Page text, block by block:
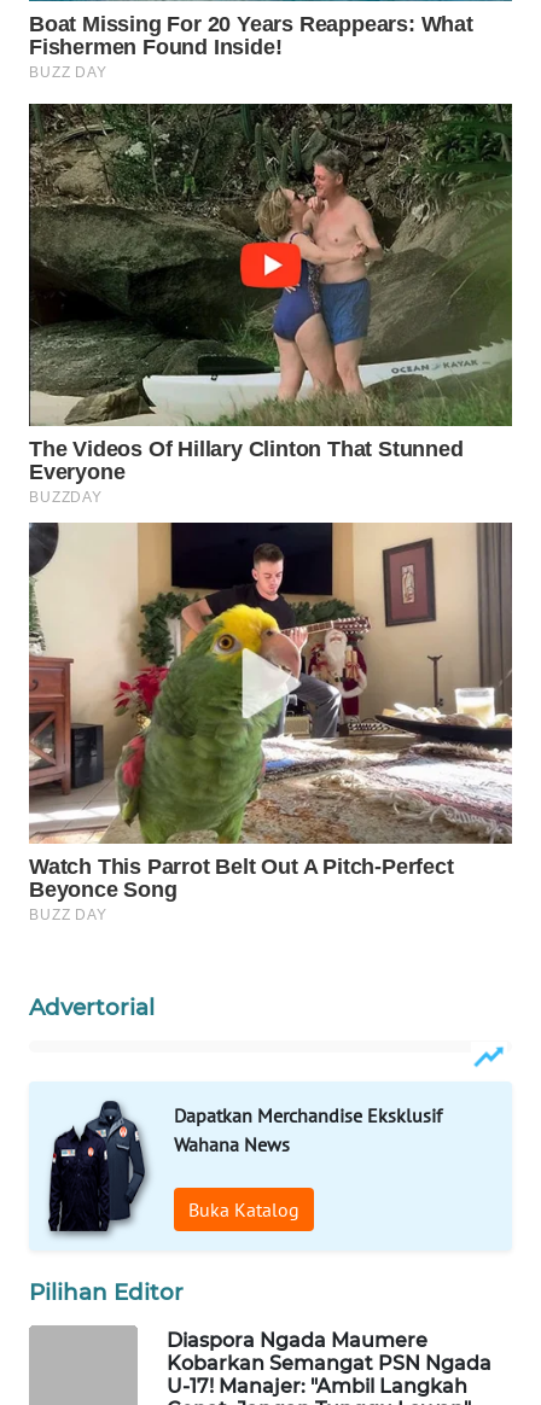
Advertorial
Dapatkan Merchandise Eksklusif
Wahana News
Buka Katalog
Pilihan Editor
Diaspora Ngada Maumere
Kobarkan Semangat PSN Ngada
U-17! Manajer: "Ambil Langkah
WAHANA
NEWS
WAHANA
TANI
WAHANA
ADVOKAT
WAHANA
INFRASTRUKTUR
WAHANA
KONSUMEN
WAHANA
WAHANA
WAHANANEWS
ID
WAHANANEWS
CO ID
WAHANA
WAHANA
UMKM
WAHANA
SELEB
WAHANA